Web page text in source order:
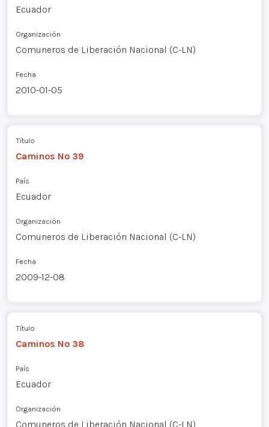
Ecuador
Organización
Comuneros de Liberación Nacional (C-LN)
Fecha
2010-01-05
Título
Caminos Nº 39
País
Ecuador
Organización
Comuneros de Liberación Nacional (C-LN)
Fecha
2009-12-08
Título
Caminos Nº 38
País
Ecuador
Organización
Comuneros de Liberación Nacional (C-LN)